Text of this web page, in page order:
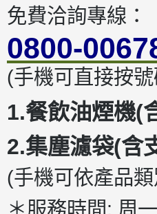
免費洽詢專線：
0800-
(手機可直接按
1.餐飲油煙機(
2.集塵濾袋(含
(手機可依產品
＊服務時間: 周